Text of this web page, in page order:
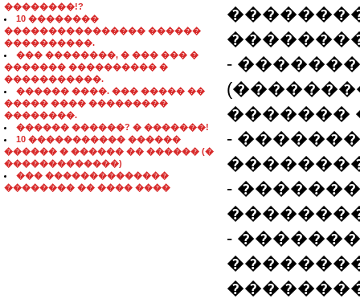
��������!?
10 ��������
���������������� ������
����������.
��� ��������, � ��� ��� �
������� ���������� �
�����������.
������ ����. ��� ����� ��
����� ���� ���������
��������.
������ ������? � �������!
10 ����������� ������
������ � ������ �� ������ (�
�������������)
��� ��������������
�������� �� ���� ����
-
�������
-
-
-